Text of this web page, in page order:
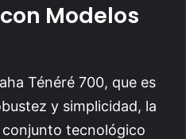
Modelos
Ténéré 700, que es
y simplicidad, la
tecnológico